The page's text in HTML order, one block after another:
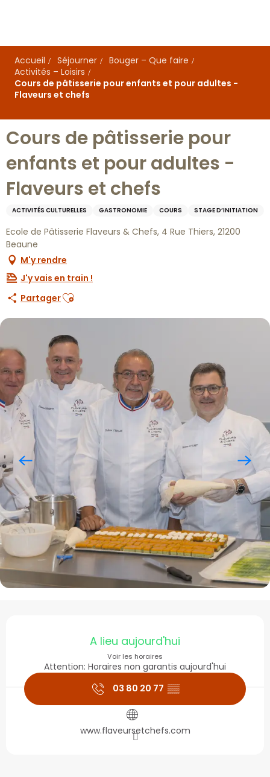
principal
Accueil
Séjourner
Bouger – Que faire
Activités – Loisirs
Cours de pâtisserie pour enfants et pour adultes -
Flaveurs et chefs
Cours de pâtisserie pour
enfants et pour adultes -
Flaveurs et chefs
ACTIVITÉS CULTURELLES GASTRONOMIE COURS STAGE D’INITIATION
Ecole de Pâtisserie Flaveurs & Chefs, 4 Rue Thiers, 21200
Beaune
M'y rendre
J'y vais en train !
PartagerAjouter aux favoris
Ouverture et
A lieu aujourd'hui
Voir les horaires
Attention: Horaires non garantis aujourd'hui
03 80 20 77 ▒▒
www.flaveursetchefs.com